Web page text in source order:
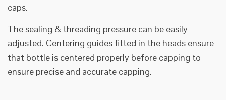
caps.
The sealing & threading pressure can be easily
adjusted. Centering guides fitted in the heads ensure
that bottle is centered properly before capping to
ensure precise and accurate capping.